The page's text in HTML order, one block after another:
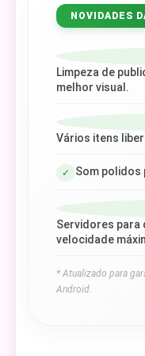
NOVIDADES
Limpeza de
melhor visual.
Vários itens
✓ Som polidos
Servidores para
velocidade
* Atualizado para
Android.